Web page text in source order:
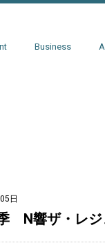
Business
日
N響ザ・レジ